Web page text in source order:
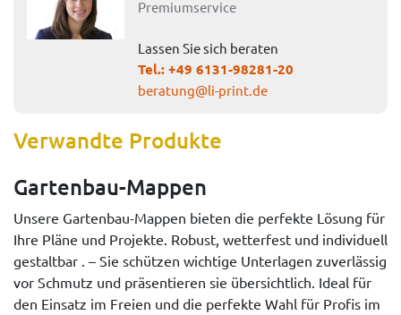
Premiumservice
Lassen Sie sich beraten
Tel.:+49 6131-98281-20
beratung@li-print.de
Verwandte Produkte
Gartenbau-Mappen
Unsere Gartenbau-Mappen bieten die perfekte Lösung für
Ihre Pläne und Projekte. Robust, wetterfest und individuell
gestaltbar . – Sie schützen wichtige Unterlagen zuverlässig
vor Schmutz und präsentieren sie übersichtlich. Ideal für
den Einsatz im Freien und die perfekte Wahl für Profis im